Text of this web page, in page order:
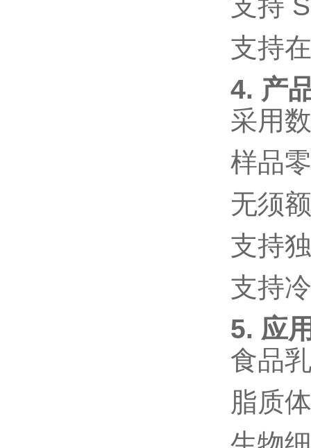
支持
4. 产
采用
样品
无须
支持
支持
5. 应
食品
脂质